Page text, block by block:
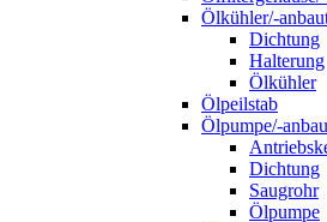
Ölkühler/-
Dichtung
Halterung
Ölkühler
Ölpeilstab
Ölpumpe/-
Dichtung
Saugrohr
Ölpumpe